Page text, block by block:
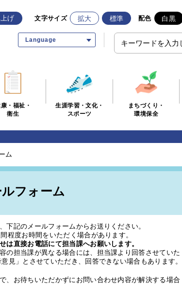
げ 文字サイズ 拡大 標準 配色 白黒
Language
・福祉・
衛生
生涯学習・文化・
スポーツ
まちづくり・
環境保全
ム
フォーム
記のメールフォームからお送りください。
程度お時間をいただく場合があります。
は直接お電話にて担当課へお願いします。
の担当課が異なる場合には、担当課より回答させていた
見」とさせていただき、回答できない場合もあります。
、お待ちいただかずにお問い合わせ内容が解決する場合